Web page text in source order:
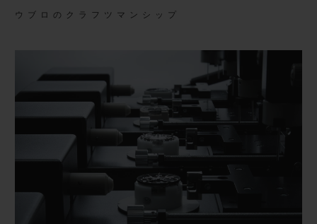
ウブロのクラフツマンシップ